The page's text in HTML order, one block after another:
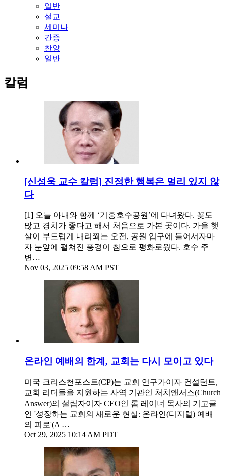
일반
설교
세미나
간증
찬양
일반
칼럼
[신성욱 교수 칼럼] 진정한 행복은 멀리 있지 않
다
[1] 오늘 아내와 함께 ‘기흥호수공원’에 다녀왔다. 꽃도
많고 경치가 좋다고 해서 처음으로 가본 곳이다. 가을 햇
살이 부드럽게 내리쬐는 오전, 공원 입구에 들어서자마
자 눈앞에 펼쳐진 풍경이 참으로 평화로웠다. 호수 주
변…
Nov 03, 2025 09:58 AM PST
온라인 예배의 한계, 교회는 다시 모이고 있다
미국 크리스천포스트(CP)는 교회 연구가이자 컨설턴트,
교회 리더들을 지원하는 사역 기관인 처치앤서스(Church
Answer)의 설립자이자 CEO인 롬 레이너 목사의 기고글
인 '성장하는 교회의 새로운 현실: 온라인(디지털) 예배
의 피로'(A …
Oct 29, 2025 10:14 AM PDT